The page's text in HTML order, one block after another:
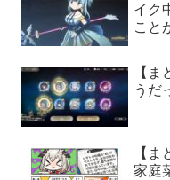
イク
こと
【
うだ
【
家庭